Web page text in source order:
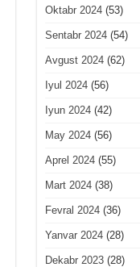
Oktabr 2024(53)
Sentabr 2024(54)
Avgust 2024(62)
Iyul 2024(56)
Iyun 2024(42)
May 2024(56)
Aprel 2024(55)
Mart 2024(38)
Fevral 2024(36)
Yanvar 2024(28)
Dekabr 2023(28)